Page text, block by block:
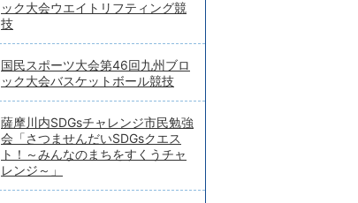
ック大会ウエイトリフティング競
技
国民スポーツ大会第46回九州ブロ
ック大会バスケットボール競技
薩摩川内SDGsチャレンジ市民勉強
会「さつませんだいSDGsクエス
ト！～みんなのまちをすくうチャ
レンジ～」